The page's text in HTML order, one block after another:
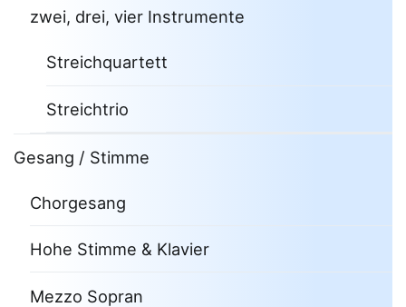
zwei, drei, vier Instrumente
Streichquartett
Streichtrio
Gesang / Stimme
Chorgesang
Hohe Stimme & Klavier
Mezzo Sopran